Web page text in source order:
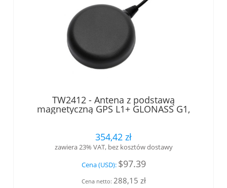
TW2412 - Antena z podstawą
magnetyczną GPS L1+ GLONASS G1,
zakres 1572.5 - 1578 MHz, kabel 5m ze
354,42 zł
zawiera 23% VAT, bez kosztów dostawy
Cena (USD): $97.39
Cena netto: 288,15 zł